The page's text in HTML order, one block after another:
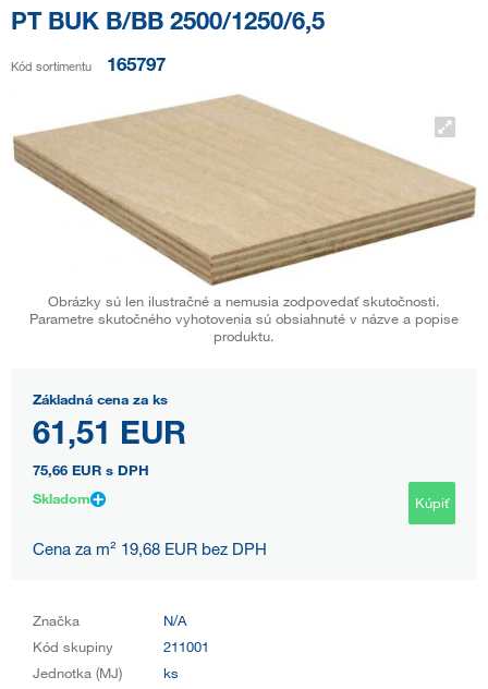
PT BUK B/BB 2500/1250/6,5
Kód sortimentu 165797
Obrázky sú len ilustračné a nemusia zodpovedať skutočnosti.
Parametre skutočného vyhotovenia sú obsiahnuté v názve a popise
produktu.
Základná cena za ks
61,51 EUR
75,66 EUR s DPH
Skladom
Kúpiť
Cena za m² 19,68 EUR bez DPH
Značka
N/A
Kód skupiny
211001
Jednotka (MJ)
ks